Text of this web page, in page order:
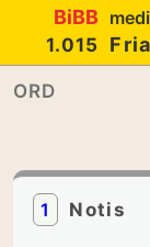
BiBB
1.015
ORD
1 Notis